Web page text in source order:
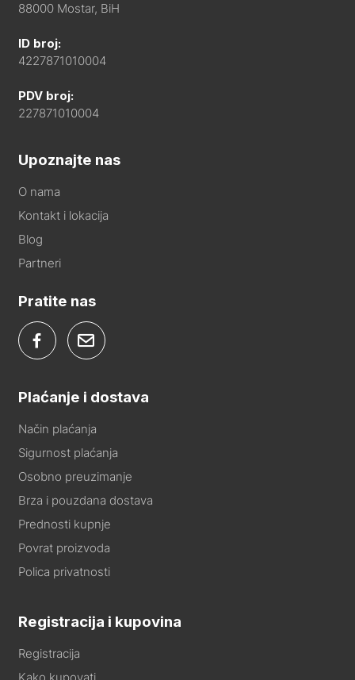
88000 Mostar, BiH
ID broj:
4227871010004
PDV broj:
227871010004
Upoznajte nas
O nama
Kontakt i lokacija
Blog
Partneri
Pratite nas
Plaćanje i dostava
Način plaćanja
Sigurnost plaćanja
Osobno preuzimanje
Brza i pouzdana dostava
Prednosti kupnje
Povrat proizvoda
Polica privatnosti
Registracija i kupovina
Registracija